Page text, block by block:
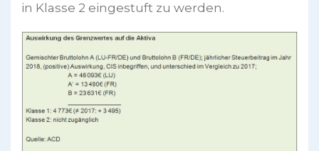
in Klasse 2 eingestuft zu werden.